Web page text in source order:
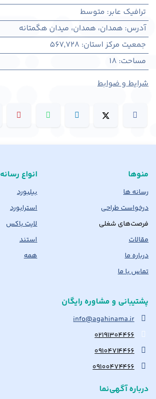
ترافیک عابر: متوسط
آدرس: همدان، همدان، میدان هگمتانه
جمعیت مرکز استان:
567,728
مساحت:
18
شرایط و ضوابط
منوها
رسانه ها
درخواست طراحی
فرصت‌های شغلی
مقالات
درباره ما
تماس با ما
انواع رسانه
بیلبورد
استرابورد
لایت باکس
استند
همه
پشتیبانی و مشاوره رایگان
info@agahinama.ir
۰۲۱۹۱۳۰۴۴۶۶
۰۹۱۰۴۷۱۴۴۶۶
۰۹۱۰۰۴۷۴۴۶۶
درباره آگهی‌نما